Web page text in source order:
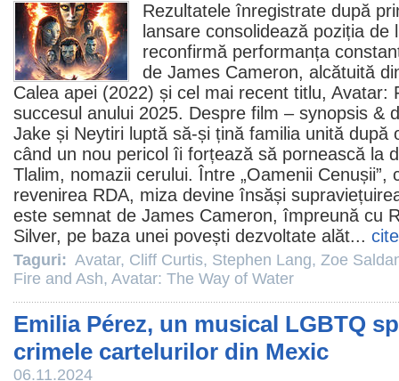
Rezultatele înregistrate după
lansare consolidează poziția de
reconfirmă performanța
de James Cameron, alcătuită
Calea apei (2022) și cel mai recent titlu, Avatar:
succesul anului 2025. Despre film – synopsis &
Jake și Neytiri luptă să-și țină familia unită după
când un nou pericol îi forțează să pornească la
Tlalim, nomazii cerului. Între „Oamenii Cenușii”,
revenirea RDA, miza devine însăși
este semnat de James Cameron, împreună cu
Silver, pe baza unei povești dezvoltate alăt...
Taguri: Avatar, Cliff Curtis, Stephen Lang, Zoe
Fire and Ash, Avatar: The Way of Water
Emilia Pérez, un musical LGBTQ
crimele cartelurilor din Mexic
06.11.2024